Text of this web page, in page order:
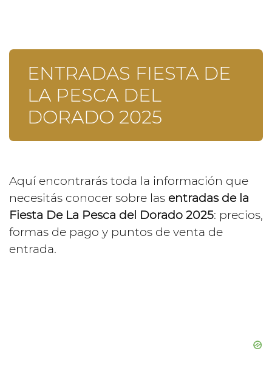
ENTRADAS FIESTA DE
LA PESCA DEL
DORADO 2025
Aquí encontrarás toda la información que
necesitás conocer sobre las entradas de la
Fiesta De La Pesca del Dorado 2025: precios,
formas de pago y puntos de venta de
entrada.